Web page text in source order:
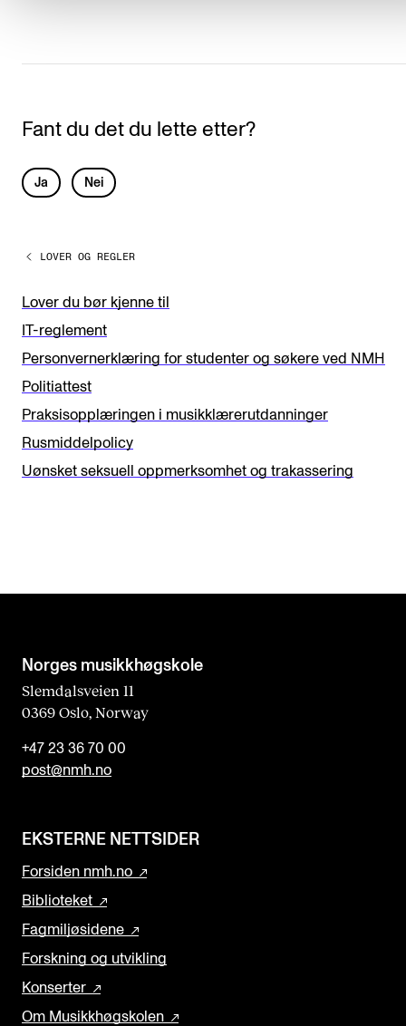
Fant du det du lette etter?
L
v
e
t
h
i
s
f
i
n
k
Ja Nei
LOVER OG REGLER
Lover du bør kjenne til
IT-reglement
Personvernerklæring for studenter og søkere ved NMH
Politiattest
Praksisopplæringen i musikklærerutdanninger
Rusmiddelpolicy
Uønsket seksuell oppmerksomhet og trakassering
Norges musikk­høgskole
Slemdalsveien 11
0369 Oslo, Norway
+47 23 36 70 00
post@nmh.no
EKSTERNE NETTSIDER
Forsiden nmh.no
Biblioteket
Fagmiljøsidene
Forskning og utvikling
Konserter
Om Musikkhøgskolen